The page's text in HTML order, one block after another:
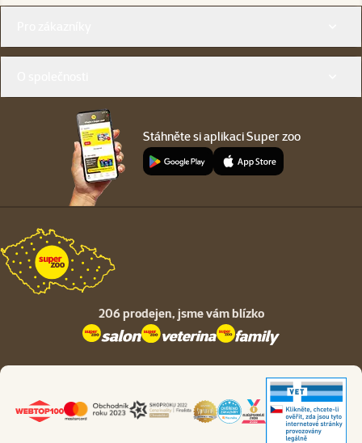
Stáhněte si aplikaci Super zoo
206 prodejen, jsme vám blízko